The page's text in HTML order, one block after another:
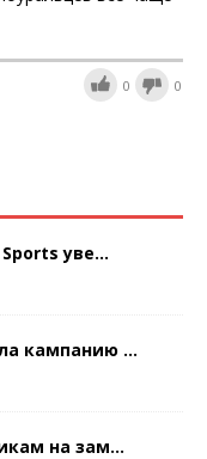
0 0
уве...
кампанию ...
на зам...